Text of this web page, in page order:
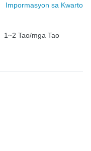
Impormasyon sa Kwarto
1~2 Tao/mga Tao